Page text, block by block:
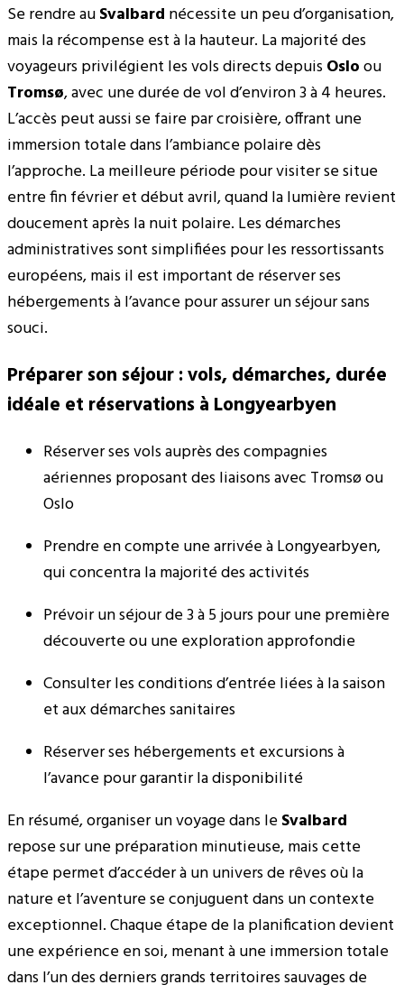
Se rendre auSvalbard nécessite un peu d’organisation,
mais la récompense est à la hauteur. La majorité des
voyageurs privilégient les vols directs depuisOsloou
Tromsø, avec une durée de vol d’environ 3 à 4 heures.
L’accès peut aussi se faire par croisière, offrant une
immersion totale dans l’ambiance polaire dès
l’approche. La meilleure période pour visiter se situe
entre fin février et début avril, quand la lumière revient
doucement après la nuit polaire. Les démarches
administratives sont simplifiées pour les ressortissants
européens, mais il est important de réserver ses
hébergements à l’avance pour assurer un séjour sans
souci.
Préparer son séjour : vols, démarches, durée
idéale et réservations à Longyearbyen
Réserver ses vols auprès des compagnies
aériennes proposant des liaisons avec Tromsø ou
Oslo
Prendre en compte une arrivée à Longyearbyen,
qui concentra la majorité des activités
Prévoir un séjour de 3 à 5 jours pour une première
découverte ou une exploration approfondie
Consulter les conditions d’entrée liées à la saison
et aux démarches sanitaires
Réserver ses hébergements et excursions à
l’avance pour garantir la disponibilité
En résumé, organiser un voyage dans leSvalbard
repose sur une préparation minutieuse, mais cette
étape permet d’accéder à un univers de rêves où la
nature et l’aventure se conjuguent dans un contexte
exceptionnel. Chaque étape de la planification devient
une expérience en soi, menant à une immersion totale
dans l’un des derniers grands territoires sauvages de